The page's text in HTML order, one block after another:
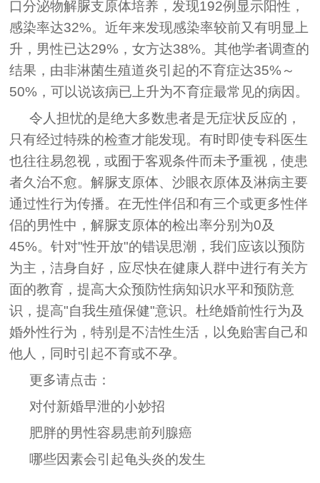
口分泌物解脲支原体培养，发现192例显示阳性，
感染率达32%。近年来发现感染率较前又有明显上
升，男性已达29%，女方达38%。其他学者调查的
结果，由非淋菌生殖道炎引起的不育症达35%～
50%，可以说该病已上升为不育症最常见的病因。
令人担忧的是绝大多数患者是无症状反应的，
只有经过特殊的检查才能发现。有时即使专科医生
也往往易忽视，或囿于客观条件而未予重视，使患
者久治不愈。解脲支原体、沙眼衣原体及淋病主要
通过性行为传播。在无性伴侣和有三个或更多性伴
侣的男性中，解脲支原体的检出率分别为0及
45%。针对"性开放"的错误思潮，我们应该以预防
为主，洁身自好，应尽快在健康人群中进行有关方
面的教育，提高大众预防性病知识水平和预防意
识，提高"自我生殖保健"意识。杜绝婚前性行为及
婚外性行为，特别是不洁性生活，以免贻害自己和
他人，同时引起不育或不孕。
更多请点击：
对付新婚早泄的小妙招
肥胖的男性容易患前列腺癌
哪些因素会引起龟头炎的发生